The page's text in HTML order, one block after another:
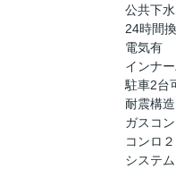
公共下水
24時間
電気有
インナ
駐車2台
耐震構造
ガスコ
コンロ
システ